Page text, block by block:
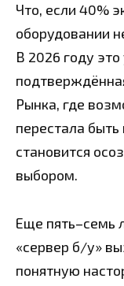
Что, если 40%
оборудовании
В 2026 году
Рынка, где
перестала
становится
выбором.
Еще пять–семь
«сервер б/у»
понятную